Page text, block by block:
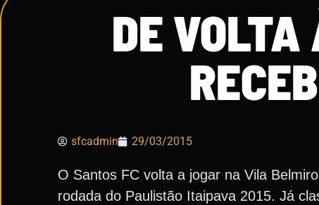
DE
sfcadmin 29/03/2015
O Santos FC volta a jogar na Vila
rodada do Paulistão Itaipava 2015. Já